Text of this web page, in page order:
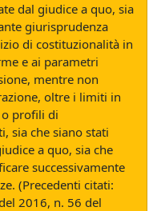
dal giudice a quo, sia
giurisprudenza
di costituzionalità in
e ai parametri
mentre non
oltre i limiti in
profili di
sia che siano stati
a quo, sia che
successivamente
(Precedenti citati:
2016, n. 56 del